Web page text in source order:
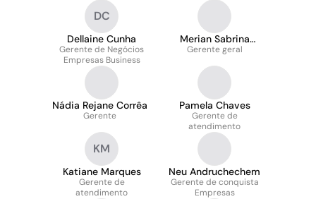
DC
Dellaine Cunha
Gerente de Negócios
Empresas Business
Merian Sabrina
Marques Da Silva
Gerente geral
Nádia Rejane Corrêa
Gerente
Pamela Chaves
Gerente de
atendimento
KM
Katiane Marques
Gerente de
atendimento
Neu Andruchechem
Gerente de conquista
Empresas